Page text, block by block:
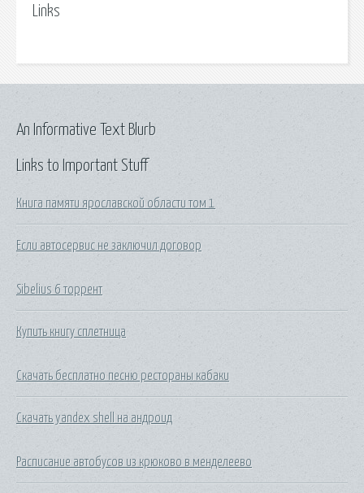
Links
Links to Important Stuff
Книга памяти ярославской области том 1
Если автосервис не заключил договор
Sibelius 6 торрент
Купить книгу сплетница
Скачать бесплатно песню рестораны кабаки
Скачать yandex shell на андроид
Расписание автобусов из крюково в менделеево
An Informative Text Blurb